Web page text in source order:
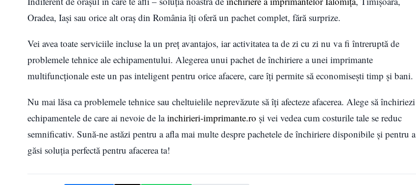
Oradea, Iași sau orice alt oraș din România îți oferă un pachet complet, fără surprize.
Vei avea toate serviciile incluse la un preț avantajos, iar activitatea ta de zi cu zi nu va fi întreruptă de
problemele tehnice ale echipamentului. Alegerea unui pachet de închiriere a unei imprimante
multifuncționale este un pas inteligent pentru orice afacere, care îți permite să economisești timp și bani.
Nu mai lăsa ca problemele tehnice sau cheltuielile neprevăzute să îți afecteze afacerea. Alege să închiriezi
echipamentele de care ai nevoie de lainchirieri-imprimante.ro și vei vedea cum costurile tale se reduc
semnificativ. Sună-ne astăzi pentru a afla mai multe despre pachetele de închiriere disponibile și pentru a
găsi soluția perfectă pentru afacerea ta!